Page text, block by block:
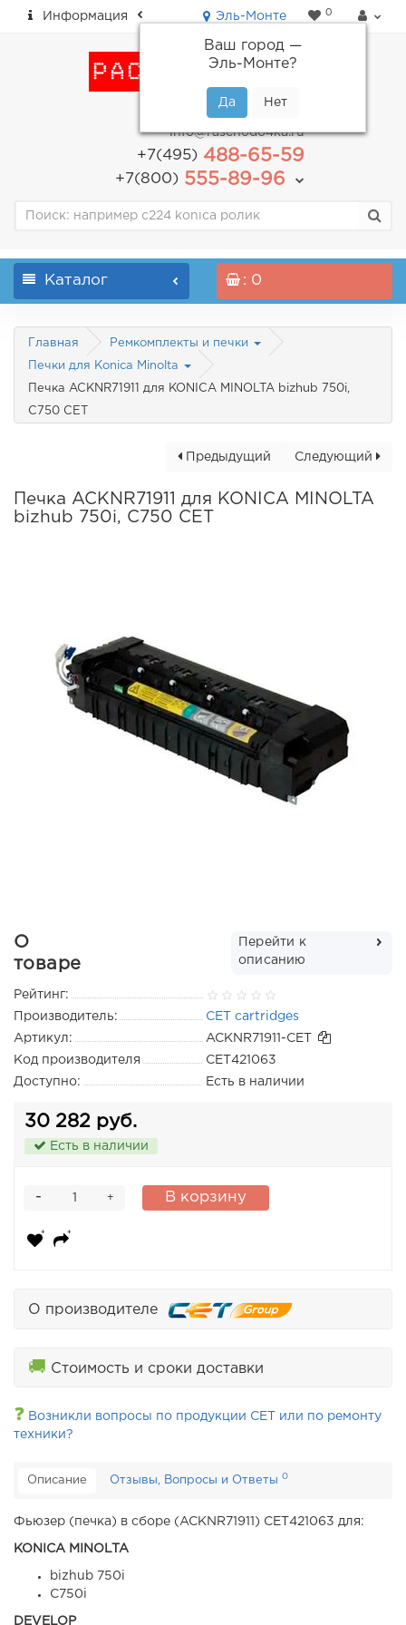
Информация Эль-Монте
Ваш город —
Эль-Монте?
0
пн-пт: с 9.00 до 18.00
info@raschodo4ka.ru
+7(495)488-65-59
+7(800)555-89-96
Каталог : 0
Главная Ремкомплекты и печки
Печки для Konica Minolta
Печка ACKNR71911 для KONICA MINOLTA bizhub 750i,
C750 CET
Следующий
Предыдущий
Печка ACKNR71911 для KONICA MINOLTA
bizhub 750i, C750 CET
О
товаре
Перейти к
описанию
Рейтинг:
Производитель:
CET cartridges
Артикул:
ACKNR71911-CET
Код производителя
CET421063
Доступно:
Есть в наличии
30 282 руб.
Есть в наличии
+
- В корзину
О производителе
🚚 Стоимость и сроки доставки
❓ Возникли вопросы по продукции CET или по ремонту
техники?
Описание Отзывы, Вопросы и Ответы 0
Фьюзер (печка) в сборе (ACKNR71911) CET421063 для:
KONICA MINOLTA
bizhub 750i
C750i
DEVELOP